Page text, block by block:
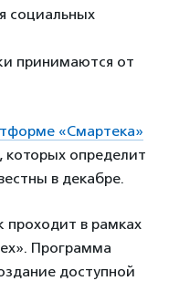
социальных
принимаются от
«Смартека»
которых определит
в декабре.
в рамках
Программа
доступной